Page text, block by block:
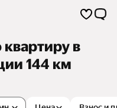
в
144 км